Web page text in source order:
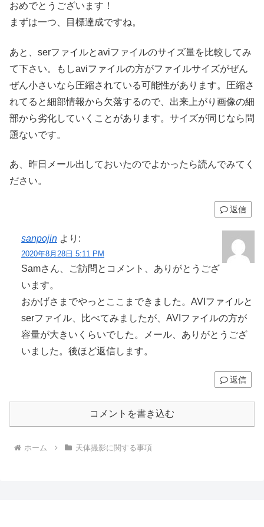
おめでとうございます！
まずは一つ、目標達成ですね。
あと、serファイルとaviファイルのサイズ量を比較してみ
て下さい。もしaviファイルの方がファイルサイズがぜん
ぜん小さいなら圧縮されている可能性があります。圧縮さ
れてると細部情報から欠落するので、出来上がり画像の細
部から劣化していくことがあります。サイズが同じなら問
題ないです。
あ、昨日メール出しておいたのでよかったら読んでみてく
ださい。
返信
sanpojin より:
2020年8月28日 5:11 PM
Samさん、ご訪問とコメント、ありがとうござ
います。
おかげさまでやっとここまできました。AVIファイルと
serファイル、比べてみましたが、AVIファイルの方が
容量が大きいくらいでした。メール、ありがとうござ
いました。後ほど返信します。
返信
コメントを書き込む
ホーム 天体撮影に関する事項